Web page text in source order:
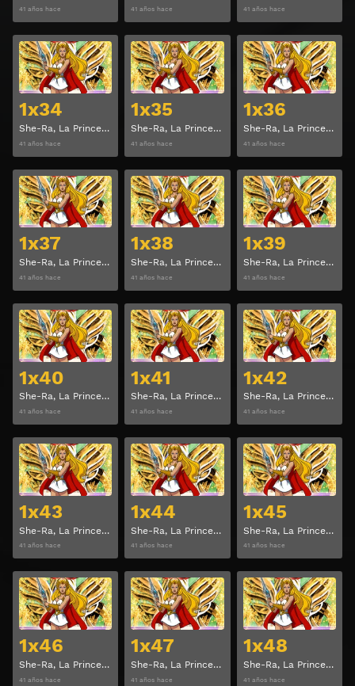
41 años hace 41 años hace 41 años hace
1x34
She-Ra, La Princesa del Poder Temporada 1 Capitulo 34
41 años hace
Ver
1x35
She-Ra, La Princesa del Poder Temporada 1 Capitulo 35
41 años hace
Ver
1x36
She-Ra, La Princesa del Poder Temporada 1 Capitulo 36
41 años hace
1x37
She-Ra, La Princesa del Poder Temporada 1 Capitulo 37
41 años hace
Ver
1x38
She-Ra, La Princesa del Poder Temporada 1 Capitulo 38
41 años hace
Ver
1x39
She-Ra, La Princesa del Poder Temporada 1 Capitulo 39
41 años hace
1x40
She-Ra, La Princesa del Poder Temporada 1 Capitulo 40
41 años hace
Ver
1x41
She-Ra, La Princesa del Poder Temporada 1 Capitulo 41
41 años hace
Ver
1x42
She-Ra, La Princesa del Poder Temporada 1 Capitulo 42
41 años hace
1x43
She-Ra, La Princesa del Poder Temporada 1 Capitulo 43
41 años hace
Ver
1x44
She-Ra, La Princesa del Poder Temporada 1 Capitulo 44
41 años hace
Ver
1x45
She-Ra, La Princesa del Poder Temporada 1 Capitulo 45
41 años hace
1x46
She-Ra, La Princesa del Poder Temporada 1 Capitulo 46
41 años hace
Ver
1x47
She-Ra, La Princesa del Poder Temporada 1 Capitulo 47
41 años hace
Ver
1x48
She-Ra, La Princesa del Poder Temporada 1 Capitulo 48
41 años hace